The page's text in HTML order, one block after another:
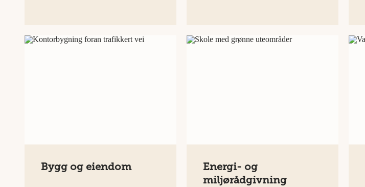
Bygg og eiendom
Energi- og
miljørådgivning